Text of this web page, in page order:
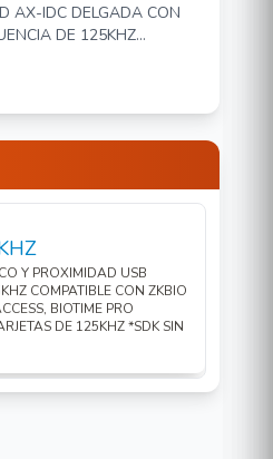
AX-IDC DELGADA CON
DE 125KHZ
Y PROXIMIDAD USB
COMPATIBLE CON ZKBIO
BIOTIME PRO
DE 125KHZ *SDK SIN